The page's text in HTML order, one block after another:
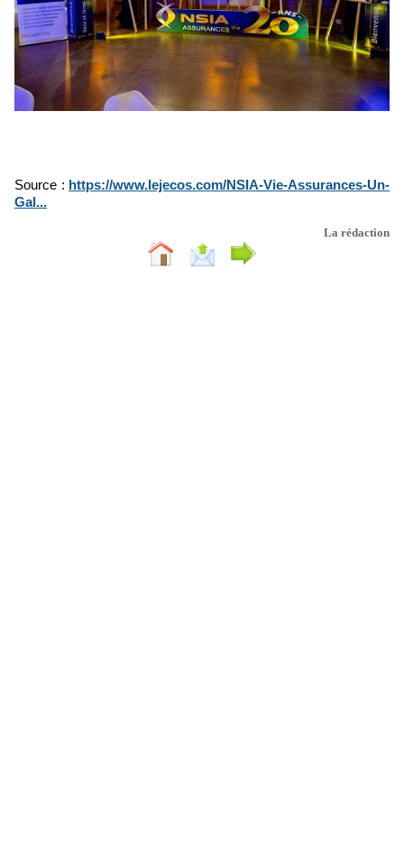
Source : https://www.lejecos.com/NSIA-Vie-Assurances-Un-
Gal...
La rédaction